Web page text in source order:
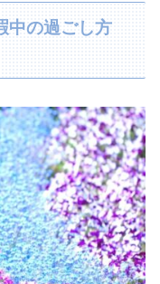
中の過ごし方